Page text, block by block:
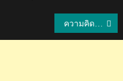
ความคิดเห็นชาวโลกเกี่ยวกับการจัดอันดับประเทศคอรัปชัน ปี 2018